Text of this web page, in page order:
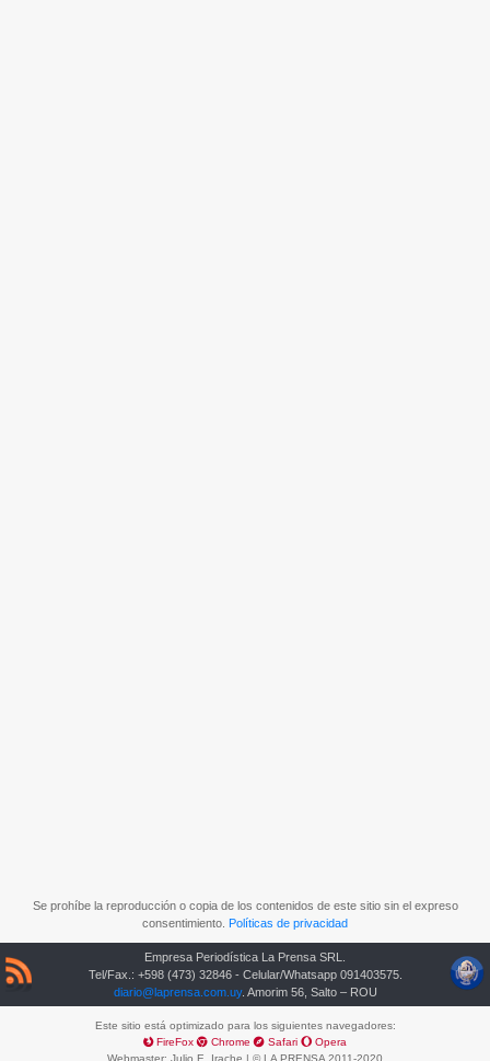
Se prohíbe la reproducción o copia de los contenidos de este sitio sin el expreso
consentimiento. Políticas de privacidad
Empresa Periodística La Prensa SRL.
Tel/Fax.: +598 (473) 32846 - Celular/Whatsapp 091403575.
diario@laprensa.com.uy. Amorim 56, Salto – ROU
Este sitio está optimizado para los siguientes navegadores:
FireFox
Chrome Safari
Opera
Webmaster: Julio E. Irache | © LA PRENSA 2011-2020